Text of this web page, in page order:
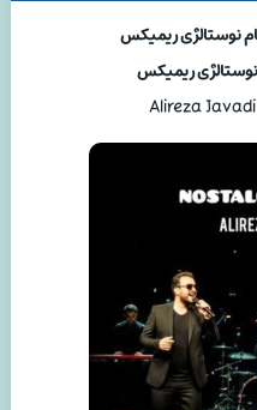
نوستالژی ریمیکس
ریمیکس
Alireza